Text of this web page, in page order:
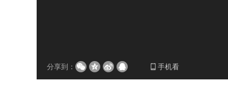
分享到： 手机看